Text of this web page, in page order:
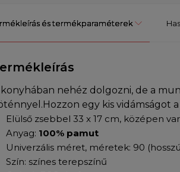
és termékparaméterek
konyhában nehéz dolgozni, de a
egy kis vidámságot
Elülső zsebbel 33 x 17 cm, középen
Anyag: 100% pamut
Univerzális méret, méretek: 90
Szín: színes terepszínű